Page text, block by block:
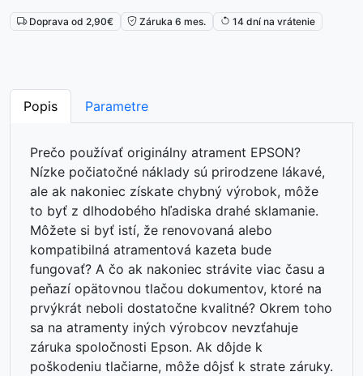
Doprava od 2,90€ Záruka 6 mes. 14 dní na vrátenie
Popis Parametre
Prečo používať originálny atrament EPSON?
Nízke počiatočné náklady sú prirodzene lákavé,
ale ak nakoniec získate chybný výrobok, môže
to byť z dlhodobého hľadiska drahé sklamanie.
Môžete si byť istí, že renovovaná alebo
kompatibilná atramentová kazeta bude
fungovať? A čo ak nakoniec strávite viac času a
peňazí opätovnou tlačou dokumentov, ktoré na
prvýkrát neboli dostatočne kvalitné? Okrem toho
sa na atramenty iných výrobcov nevzťahuje
záruka spoločnosti Epson. Ak dôjde k
poškodeniu tlačiarne, môže dôjsť k strate záruky.